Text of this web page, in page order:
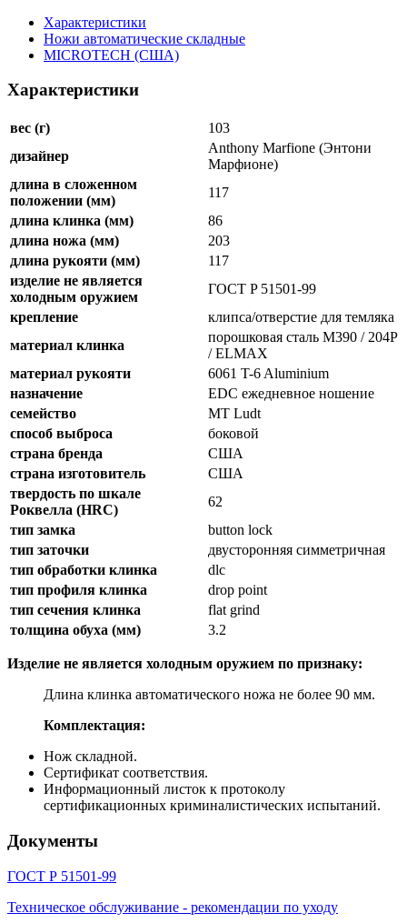
Характеристики
Ножи автоматические складные
MICROTECH (США)
Характеристики
вес (г)
103
дизайнер
Anthony Marfione (Энтони
Марфионе)
длина в сложенном
положении (мм)
117
длина клинка (мм)
86
длина ножа (мм)
203
длина рукояти (мм)
117
изделие не является
холодным оружием
ГОСТ P 51501-99
крепление
клипса/отверстие для темляка
материал клинка
порошковая сталь M390 / 204P
/ ELMAX
материал рукояти
6061 T-6 Aluminium
назначение
EDC ежедневное ношение
семейство
MT Ludt
способ выброса
боковой
страна бренда
США
страна изготовитель
США
твердость по шкале
Роквелла (HRC)
62
тип замка
button lock
тип заточки
двусторонняя симметричная
тип обработки клинка
dlc
тип профиля клинка
drop point
тип сечения клинка
flat grind
толщина обуха (мм)
3.2
Изделие не является холодным оружием по признаку:
Длина клинка автоматического ножа не более 90 мм.
Комплектация:
Нож складной.
Сертификат соответствия.
Информационный листок к протоколу
сертификационных криминалистических испытаний.
Документы
ГОСТ Р 51501-99
Техническое обслуживание - рекомендации по уходу